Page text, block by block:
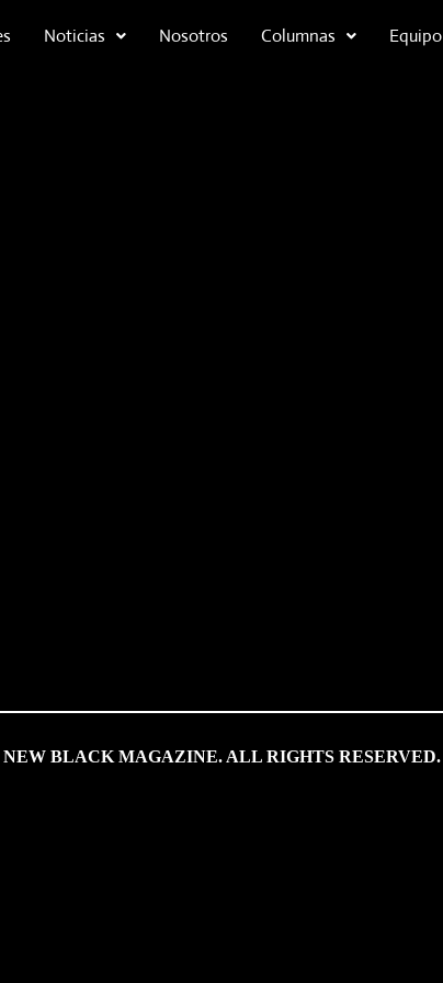
Noticias Nosotros Columnas Equipo
NEW BLACK MAGAZINE. ALL RIGHTS RESERVED.